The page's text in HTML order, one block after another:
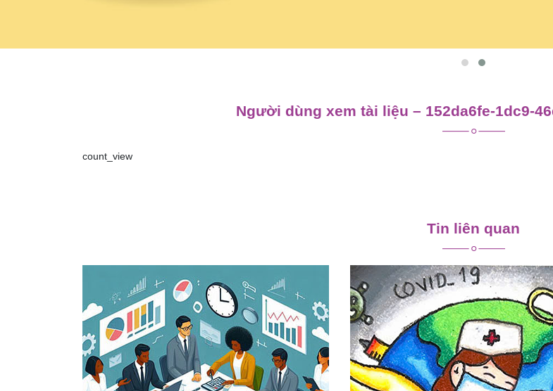
Người dùng xem tài liệu – 152da6fe-1dc9-
count_view
viết
Tin liên quan